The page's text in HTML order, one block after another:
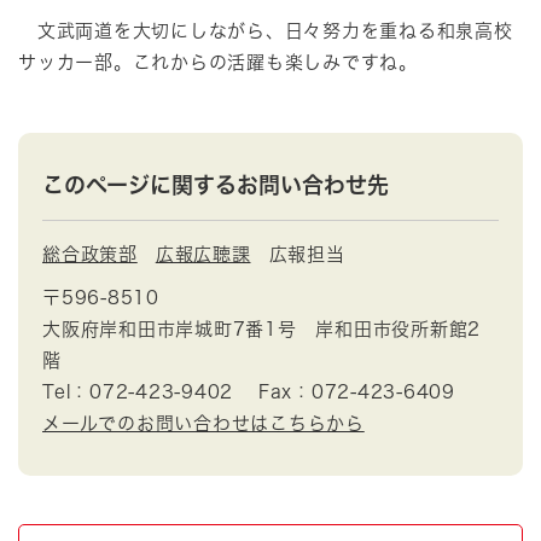
文武両道を大切にしながら、日々努力を重ねる和泉高校
サッカー部。これからの活躍も楽しみですね。
このページに関するお問い合わせ先
総合政策部 広報広聴課 広報担当
〒596-8510
大阪府岸和田市岸城町7番1号 岸和田市役所新館2
階
Tel：072-423-9402
Fax：072-423-6409
メールでのお問い合わせはこちらから